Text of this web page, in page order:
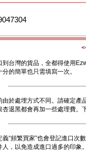
到台灣的貨品，全都得使用
分的簡單也只需填寫一次。
由於處埋方式不同。請確定產
杏退黑都會再加一些處理費。
義“頻繁買家”也會登記進口次
人，以免造成進口過多的印象